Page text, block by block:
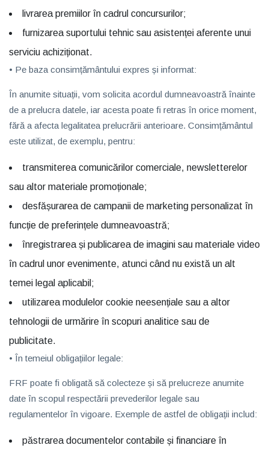
livrarea premiilor în cadrul concursurilor;
furnizarea suportului tehnic sau asistenței aferente unui
serviciu achiziționat.
• Pe baza consimțământului expres și informat:
În anumite situații, vom solicita acordul dumneavoastră înainte
de a prelucra datele, iar acesta poate fi retras în orice moment,
fără a afecta legalitatea prelucrării anterioare. Consimțământul
este utilizat, de exemplu, pentru:
transmiterea comunicărilor comerciale, newsletterelor
sau altor materiale promoționale;
desfășurarea de campanii de marketing personalizat în
funcție de preferințele dumneavoastră;
înregistrarea și publicarea de imagini sau materiale video
în cadrul unor evenimente, atunci când nu există un alt
temei legal aplicabil;
utilizarea modulelor cookie neesențiale sau a altor
tehnologii de urmărire în scopuri analitice sau de
publicitate.
• În temeiul obligațiilor legale:
FRF poate fi obligată să colecteze și să prelucreze anumite
date în scopul respectării prevederilor legale sau
regulamentelor în vigoare. Exemple de astfel de obligații includ:
păstrarea documentelor contabile și financiare în